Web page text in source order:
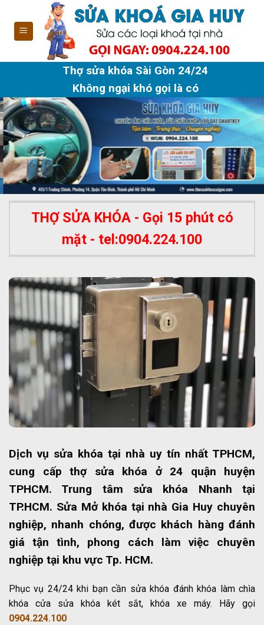
content
Thợ sửa khóa Sài Gòn 24/24
Không ngại khó gọi là có
Dịch vụ sửa khóa tại nhà uy tín nhất TPHCM,
cung cấp thợ sửa khóa ở 24 quận huyện
TPHCM. Trung tâm sửa khóa Nhanh tại
TP.HCM. Sửa Mở khóa tại nhà Gia Huy chuyên
nghiệp, nhanh chóng, được khách hàng đánh
giá tận tình, phong cách làm việc chuyên
nghiệp tại khu vực Tp. HCM.
Phục vụ 24/24 khi bạn cần sửa khóa đánh khóa làm chìa
khóa cửa sửa khóa két sắt, khóa xe máy. Hãy gọi
0904.224.100
THỢ SỬA KHÓA - Gọi 15 phút có
mặt - tel:0904.224.100